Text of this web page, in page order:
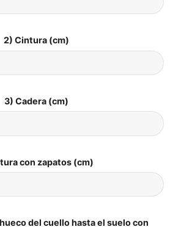
2) Cintura (cm)
3) Cadera (cm)
con zapatos (cm)
del cuello hasta el suelo con